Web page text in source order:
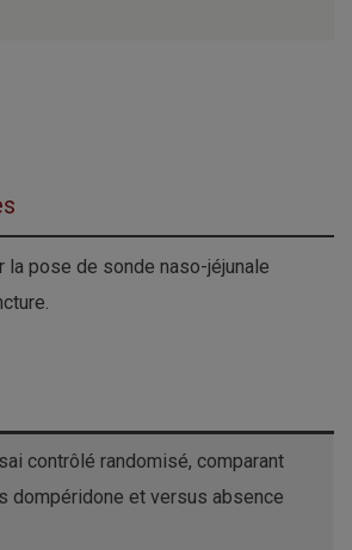
la pose de sonde naso-jéjunale
contrôlé randomisé, comparant
dompéridone et versus absence